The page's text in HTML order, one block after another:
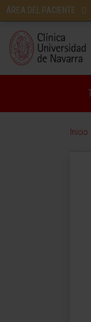
ÁREA DEL PACIENTE
Inicio